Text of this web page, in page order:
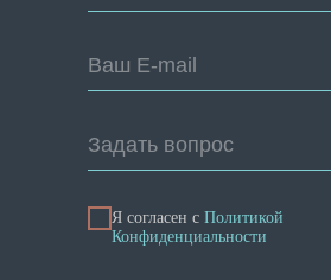
Ваш E-mail
Задать вопрос
Я согласен с Политикой
Конфиденциальности